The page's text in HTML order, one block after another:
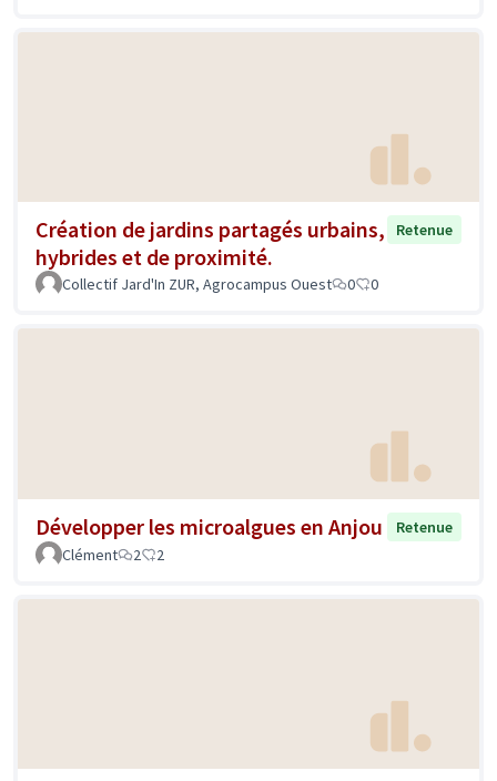
Création de jardins partagés urbains,
hybrides et de proximité.
Retenue
Collectif Jard'In ZUR, Agrocampus Ouest 0 0
Développer les microalgues en Anjou
Retenue
Clément
2 2